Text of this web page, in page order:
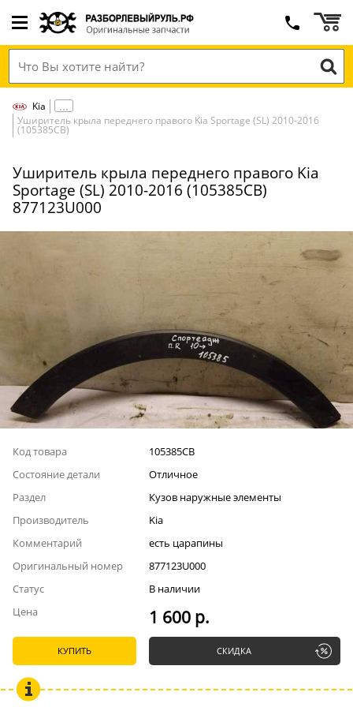
Kia
Уширитель крыла переднего правого Kia Sportage (SL) 2010-2016
(105385СВ)
Уширитель крыла переднего правого Kia
Sportage (SL) 2010-2016 (105385СВ)
877123U000
Код товара
105385СВ
Состояние детали
Отличное
Раздел
Кузов наружные элементы
Производитель
Kia
Комментарий
есть царапины
Оригинальный номер
877123U000
Статус
В наличии
Цена
1 600 р.
КУПИТЬ СКИДКА